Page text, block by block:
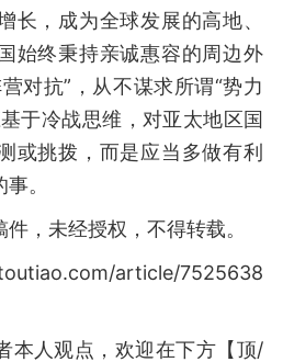
长，成为全球发展的高地、
始终秉持亲诚惠容的周边外
对抗”，从不谋求所谓“势力
于冷战思维，对亚太地区国
或挑拨，而是应当多做有利
。
，未经授权，不得转载。
article/7525638
本人观点，欢迎在下方【顶/